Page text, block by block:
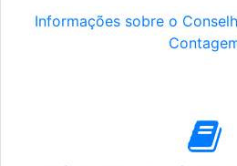
Informações sobre o